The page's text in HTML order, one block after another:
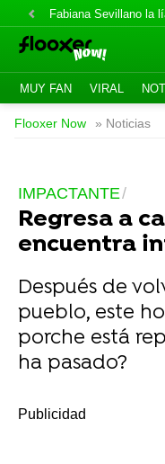
Fabiana Sevillano la
MUY FAN VIRAL
Flooxer Now » Noticias
IMPACTANTE
Regresa a
encuentra
Después de
pueblo, este
porche está
ha pasado?